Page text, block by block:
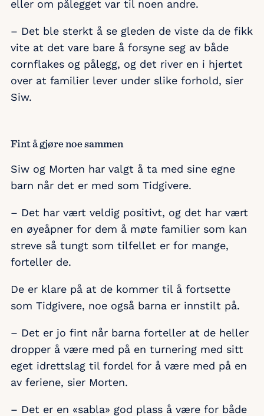
eller om pålegget var til noen andre.
– Det ble sterkt å se gleden de viste da de fikk
vite at det vare bare å forsyne seg av både
cornflakes og pålegg, og det river en i hjertet
over at familier lever under slike forhold, sier
Siw.
Fint å gjøre noe sammen
Siw og Morten har valgt å ta med sine egne
barn når det er med som Tidgivere.
– Det har vært veldig positivt, og det har vært
en øyeåpner for dem å møte familier som kan
streve så tungt som tilfellet er for mange,
forteller de.
De er klare på at de kommer til å fortsette
som Tidgivere, noe også barna er innstilt på.
– Det er jo fint når barna forteller at de heller
dropper å være med på en turnering med sitt
eget idrettslag til fordel for å være med på en
av feriene, sier Morten.
– Det er en «sabla» god plass å være for både